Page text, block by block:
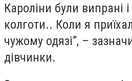
Кароліни були випрані
колготи.. Коли я
чужому одязі”, –
дівчинки.